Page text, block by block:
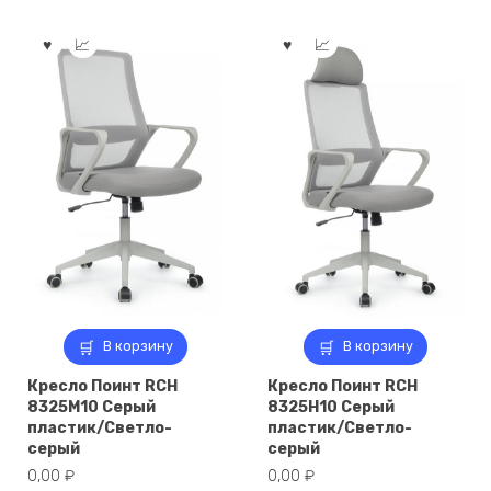
В корзину
Кресло Поинт RCH
8325M10 Серый
пластик/Светло-
серый
0,00 ₽
В корзину
Кресло Поинт RCH
8325H10 Серый
пластик/Светло-
серый
0,00 ₽